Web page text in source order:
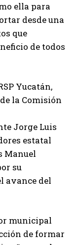
ella para
desde una
que
de todos
Yucatán,
la Comisión
Jorge Luis
estatal
Manuel
su
avance del
municipal
de formar